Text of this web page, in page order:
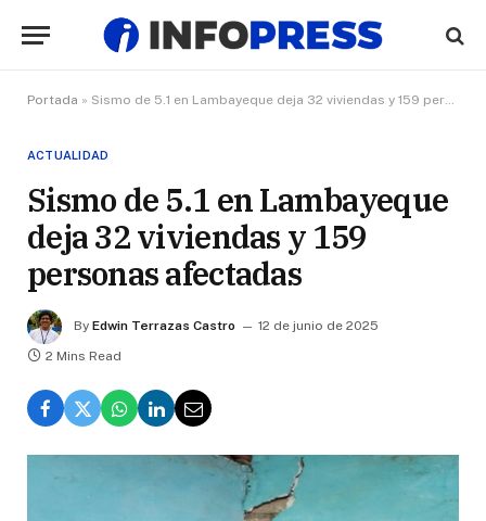
Portada » Sismo de 5.1 en Lambayeque deja 32 viviendas y 159 personas afectadas
ACTUALIDAD
Sismo de 5.1 en Lambayeque
deja 32 viviendas y 159
personas afectadas
By Edwin Terrazas Castro
12 de junio de 2025
2 Mins Read